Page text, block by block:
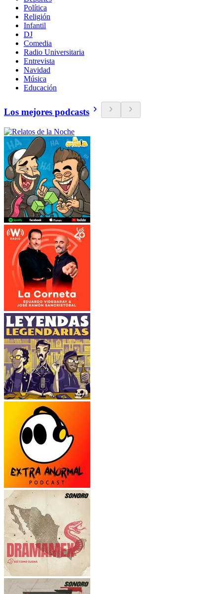
Política
Religión
Infantil
DJ
Comedia
Radio Universitaria
Entrevista
Navidad
Música
Educación
Los mejores podcasts